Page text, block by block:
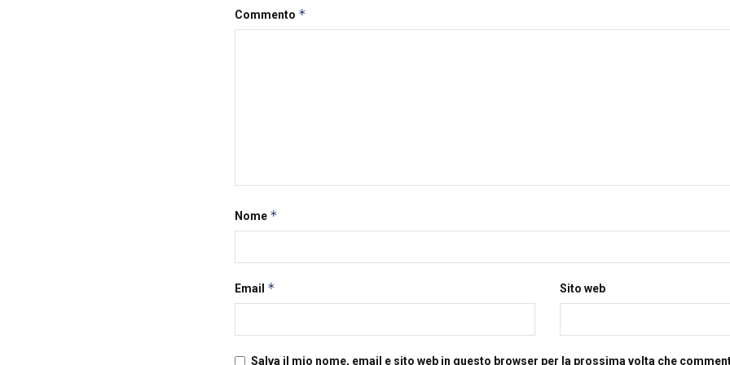
Commento *
Nome *
Email * Sito web
Salva il mio nome, email e sito web in questo browser per la prossima volta che